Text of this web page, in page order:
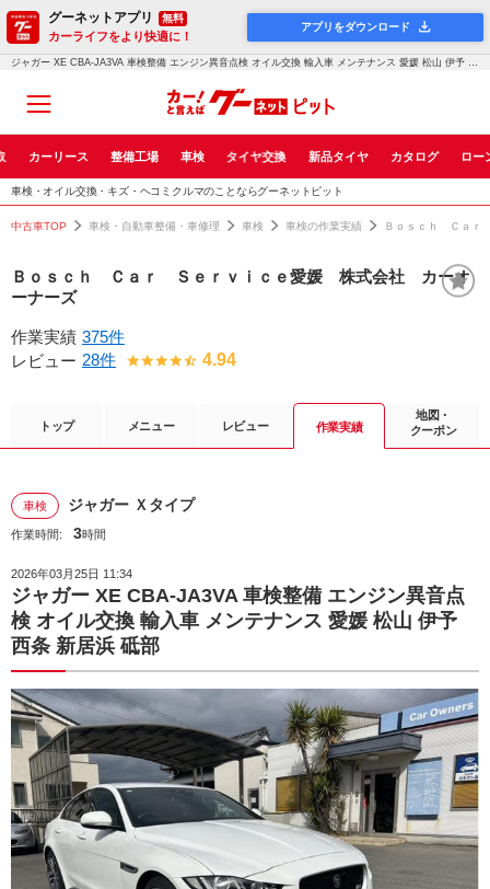
グーネットアプリ 無料
カーライフをより快適に！
アプリをダウンロード
ジャガー XE CBA-JA3VA 車検整備 エンジン異音点検 オイル交換 輸入車 メンテナンス 愛媛 松山 伊予 西条 新居浜 砥部｜車検・点検・修理のグーネットピット
カーリース 整備工場 車検 タイヤ交換 新品タイヤ カタログ ロー
車検・オイル交換・キズ・ヘコミクルマのことならグーネットピット
中古車TOP 車検・自動車整備・車修理 車検 車検の作業実績 Ｂｏｓｃｈ Ｃａｒ
Ｂｏｓｃｈ Ｃａｒ Ｓｅｒｖｉｃｅ愛媛 株式会社 カーオ
ーナーズ
作業実績 375件
レビュー 28件 4.94
トップ メニュー レビュー 作業実績
地図・
クーポン
車検 ジャガー Ｘタイプ
作業時間: 3時間
2026年03月25日 11:34
ジャガー XE CBA-JA3VA 車検整備 エンジン異音点
検 オイル交換 輸入車 メンテナンス 愛媛 松山 伊予
西条 新居浜 砥部